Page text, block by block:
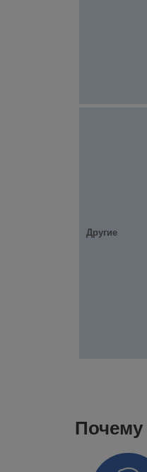
Другие
Почему